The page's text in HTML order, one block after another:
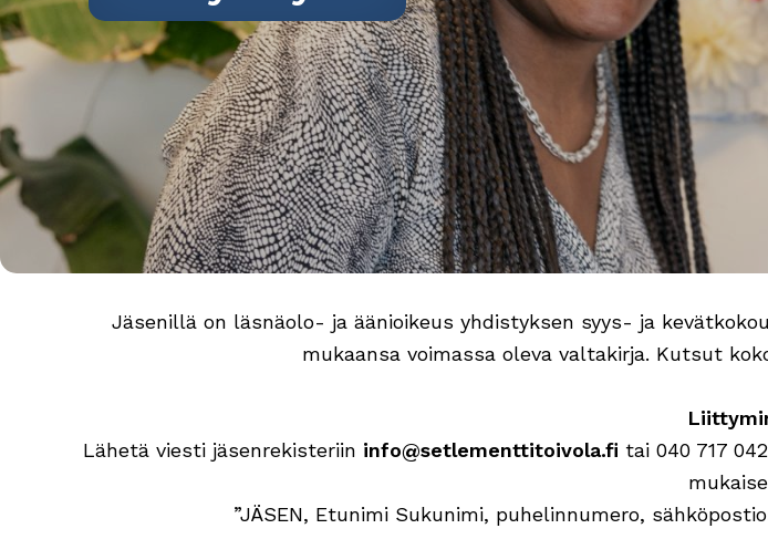
Jäsenillä on läsnäolo- ja äänioikeus yhdistyksen syys- ja
mukaansa voimassa oleva valtakirja. Kutsut
Lähetä viesti jäsenrekisteriin info@setlementtitoivola.fi tai 040 717
”JÄSEN, Etunimi Sukunimi, puhelinnumero,